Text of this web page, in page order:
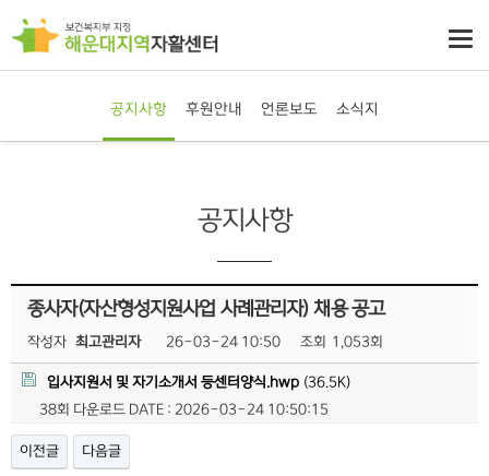
공지사항 후원안내 언론보도 소식지
공지사항
종사자(자산형성지원사업 사례관리자) 채용 공고
작성자 최고관리자 26-03-24 10:50 조회 1,053회
입사지원서 및 자기소개서 등센터양식.hwp (36.5K)
38회 다운로드 DATE : 2026-03-24 10:50:15
이전글 다음글